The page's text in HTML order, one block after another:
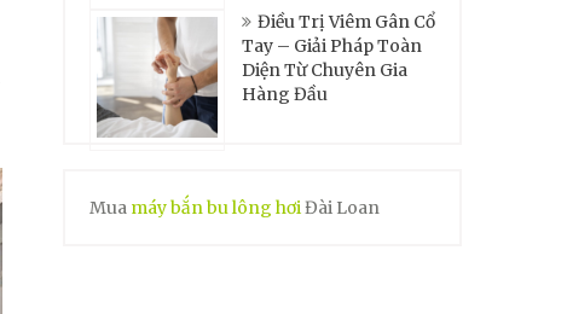
Điều Trị Viêm Gân Cổ
Tay – Giải Pháp Toàn
Diện Từ Chuyên Gia
Hàng Đầu
Mua máy bắn bu lông hơiĐài Loan